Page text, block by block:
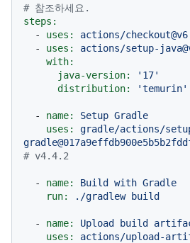
# 참조하세요.
steps:
-
uses:
actions/checkout@v6
-
uses:
actions/setup-
with:
java-version:
'17'
distribution:
'temurin'
- name: Setup Gradle
uses:
gradle/actions/
# v4.4.2
- name: Build with Gradle
run:
./gradlew build
- name: Upload build
uses:
actions/upload-